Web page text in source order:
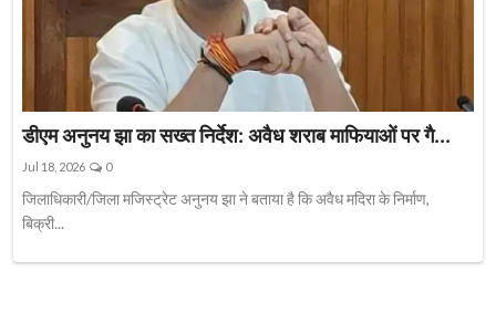
डीएम अनुनय झा का सख्त निर्देश: अवैध शराब माफियाओं पर गै...
Jul 18, 2026 0
जिलाधिकारी/जिला मजिस्ट्रेट अनुनय झा ने बताया है कि अवैध मदिरा के निर्माण,
बिक्री...